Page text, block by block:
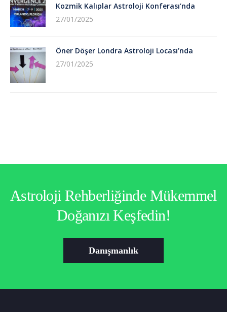
Kozmik Kalıplar Astroloji Konferası’nda
27/01/2025
Öner Döşer Londra Astroloji Locası’nda
27/01/2025
Astroloji Rehberliğinde Mükemmel
Doğanızı Keşfedin!
Danışmanlık